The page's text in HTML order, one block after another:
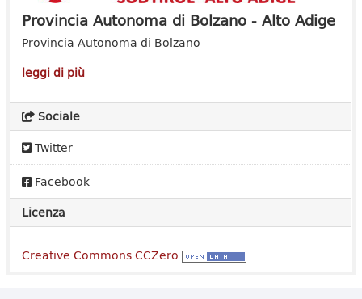
Provincia Autonoma di Bolzano - Alto Adige
Provincia Autonoma di Bolzano
leggi di più
Sociale
Twitter
Facebook
Licenza
Creative Commons CCZero